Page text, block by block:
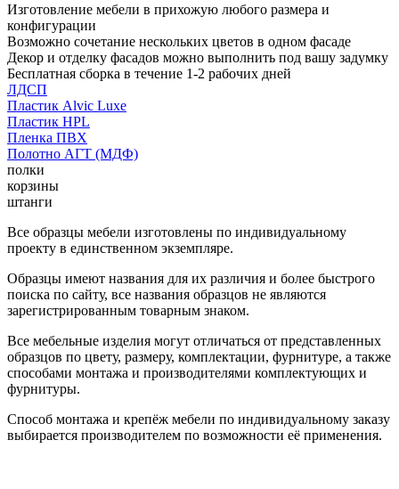
Изготовление мебели в прихожую любого размера и
конфигурации
Возможно сочетание нескольких цветов в одном фасаде
Декор и отделку фасадов можно выполнить под вашу задумку
Бесплатная сборка в течение 1-2 рабочих дней
ЛДСП
Пластик Alvic Luxe
Пластик HPL
Пленка ПВХ
Полотно АГТ (МДФ)
полки
корзины
штанги
Все образцы мебели изготовлены по индивидуальному
проекту в единственном экземпляре.
Образцы имеют названия для их различия и более быстрого
поиска по сайту, все названия образцов не являются
зарегистрированным товарным знаком.
Все мебельные изделия могут отличаться от представленных
образцов по цвету, размеру, комплектации, фурнитуре, а также
способами монтажа и производителями комплектующих и
фурнитуры.
Способ монтажа и крепёж мебели по индивидуальному заказу
выбирается производителем по возможности её применения.